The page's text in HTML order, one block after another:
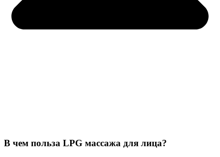
В чем польза LPG массажа для лица?